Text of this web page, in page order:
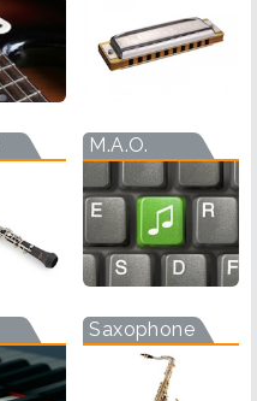
M.A.O.
Saxophone